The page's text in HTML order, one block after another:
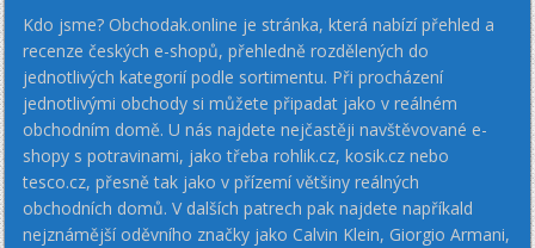
Kdo jsme? Obchodak.online je stránka, která nabízí přehled a
recenze českých e-shopů, přehledně rozdělených do
jednotlivých kategorií podle sortimentu. Při procházení
jednotlivými obchody si můžete připadat jako v reálném
obchodním domě. U nás najdete nejčastěji navštěvované e-
shopy s potravinami, jako třeba rohlik.cz, kosik.cz nebo
tesco.cz, přesně tak jako v přízemí většiny reálných
obchodních domů. V dalších patrech pak najdete napříkald
nejznámější oděvního značky jako Calvin Klein, Giorgio Armani,